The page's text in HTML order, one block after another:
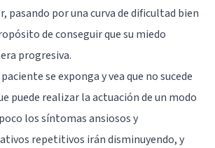
pasando por una curva de dificultad bien
de conseguir que su miedo
progresiva.
se exponga y vea que no sucede
puede realizar la actuación de un modo
los síntomas ansiosos y
repetitivos irán disminuyendo, y